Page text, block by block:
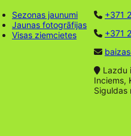
Sezonas jaunumi
Jaunas fotogrāfijas
Visas ziemcietes
+371
+371
Lazdu
Inciems,
Siguldas